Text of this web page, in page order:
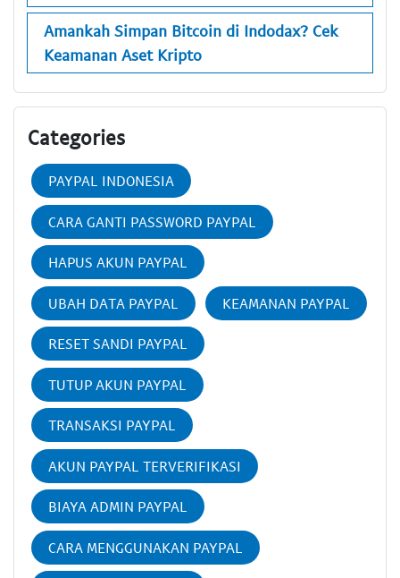
Amankah Simpan Bitcoin di Indodax? Cek
Keamanan Aset Kripto
Categories
PAYPAL INDONESIA
CARA GANTI PASSWORD PAYPAL
HAPUS AKUN PAYPAL
UBAH DATA PAYPAL KEAMANAN PAYPAL
RESET SANDI PAYPAL
TUTUP AKUN PAYPAL
TRANSAKSI PAYPAL
AKUN PAYPAL TERVERIFIKASI
BIAYA ADMIN PAYPAL
CARA MENGGUNAKAN PAYPAL